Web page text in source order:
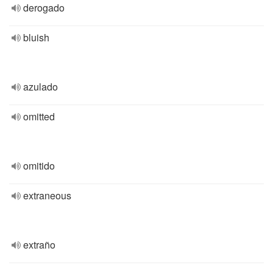
derogado
bluish
azulado
omitted
omitido
extraneous
extraño